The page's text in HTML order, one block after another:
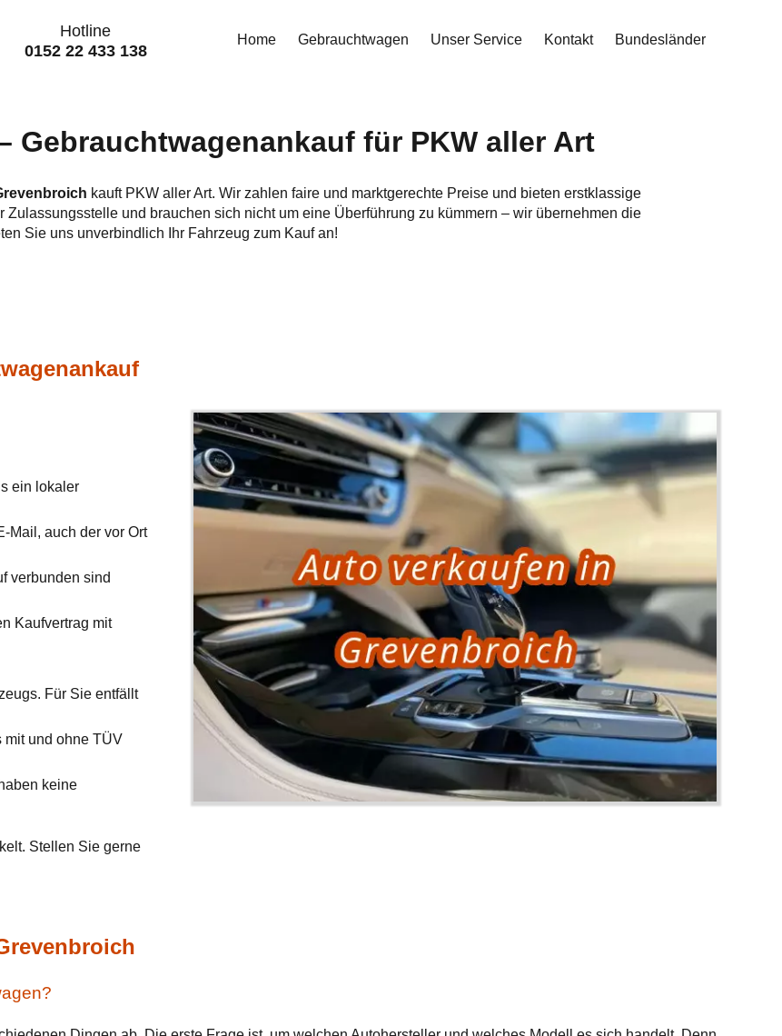
Hotline
0152 22 433 138
Home Gebrauchtwagen Unser Service Kontakt Bundesländer
Gebraucht­wagen­ankauf für PKW aller Art
kauft PKW aller Art. Wir zahlen faire und marktgerechte Preise und bieten erstklassige
Zulassungsstelle und brauchen sich nicht um eine Überführung zu kümmern – wir übernehmen die
Sie uns unverbindlich Ihr Fahrzeug zum Kauf an!
ein lokaler
Mail, auch der vor Ort
verbunden sind
Kaufvertrag mit
Für Sie entfällt
mit und ohne TÜV
keine
Stellen Sie gerne